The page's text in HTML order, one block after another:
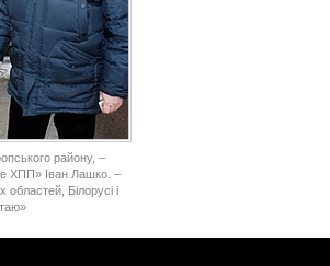
району, –
ХПП» Іван Лашко. –
областей, Білорусі і